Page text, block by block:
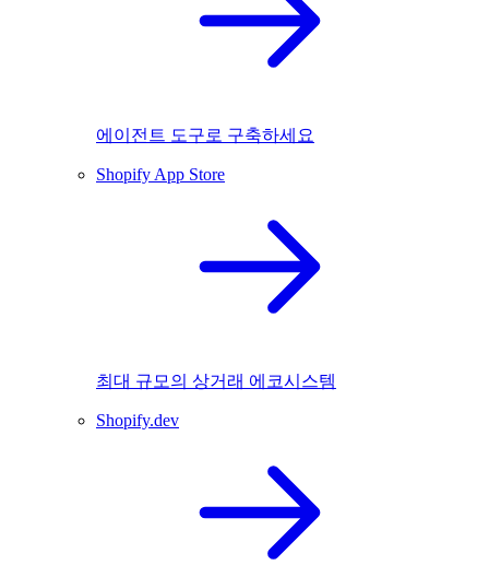
에이전트 도구로 구축하세요
Shopify App Store
최대 규모의 상거래 에코시스템
Shopify.dev